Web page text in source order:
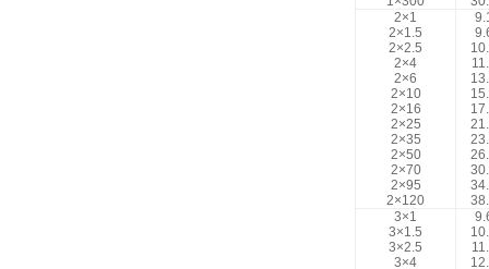
2×1
2×1.5
2×2.5
2×4
2×6
2×10
2×16
2×25
2×35
2×50
2×70
2×95
2×120
3×1
3×1.5
3×2.5
3×4